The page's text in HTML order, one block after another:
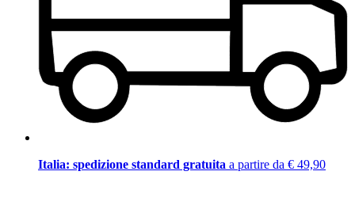
Italia: spedizione standard gratuita a partire da € 49,90